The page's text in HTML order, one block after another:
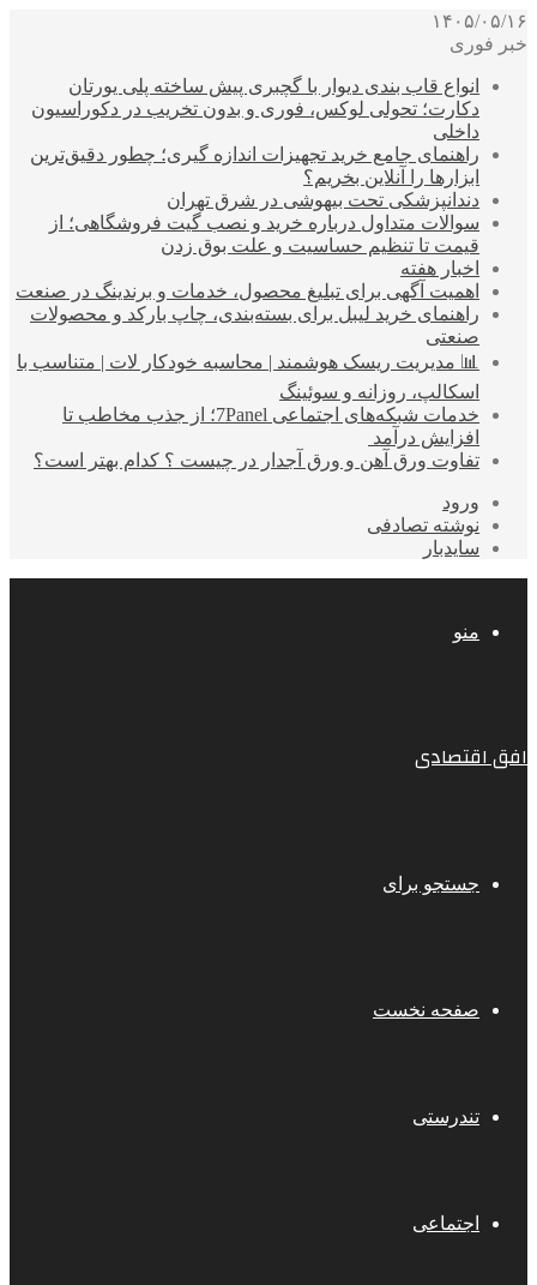
۱۴۰۵/۰۵/۱۶
خبر فوری
انواع قاب بندی دیوار با گچبری پیش ساخته پلی یورتان
دکارت؛ تحولی لوکس، فوری و بدون تخریب در دکوراسیون
داخلی
راهنمای جامع خرید تجهیزات اندازه گیری؛ چطور دقیق‌ترین
ابزارها را آنلاین بخریم؟
دندانپزشکی تحت بیهوشی در شرق تهران
سوالات متداول درباره خرید و نصب گیت فروشگاهی؛ از
قیمت تا تنظیم حساسیت و علت بوق زدن
اخبار هفته
اهمیت آگهی برای تبلیغ محصول، خدمات و برندینگ در صنعت
راهنمای خرید لیبل برای بسته‌بندی، چاپ بارکد و محصولات
صنعتی
📊 مدیریت ریسک هوشمند | محاسبه خودکار لات | متناسب با
اسکالپ، روزانه و سوئینگ
خدمات شبکه‌های اجتماعی 7Panel؛ از جذب مخاطب تا
افزایش درآمد
تفاوت ورق آهن و ورق آجدار در چیست ؟ کدام بهتر است؟
ورود
نوشته تصادفی
سایدبار
منو
افق اقتصادی
جستجو برای
صفحه نخست
تندرستی
اجتماعی